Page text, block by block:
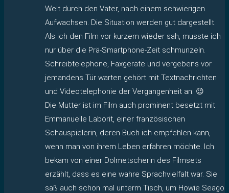
Welt durch den Vater, nach einem schwierigen
Aufwachsen. Die Situation werden gut dargestellt.
Als ich den Film vor kurzem wieder sah, musste ich
nur über die Prä-Smartphone-Zeit schmunzeln.
Schreibtelephone, Faxgeräte und vergebens vor
jemandens Tür warten gehört mit Textnachrichten
und Videotelephonie der Vergangenheit an. 😉
Die Mutter ist im Film auch prominent besetzt mit
Emmanuelle Laborit, einer französischen
Schauspielerin, deren Buch ich empfehlen kann,
wenn man von ihrem Leben erfahren möchte. Ich
bekam von einer Dolmetscherin des Filmsets
erzählt, dass es eine wahre Sprachvielfalt war. Sie
saß auch schon mal unterm Tisch, um Howie Seago